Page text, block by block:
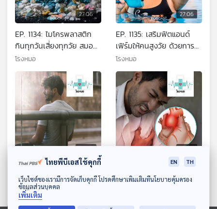
ดาวน์โหลด Thai PBS Podcast Application
27:06
EP. 1134: ไมโครพลาสติก
กินทุกวันเสี่ยงทุกวัย สมอง
มะเร็ง และภูมิคุ้มกัน
โรงหมอ
27:06
EP. 1135: เสริมฟิตแอนด์
เฟิร์มให้คนสูงวัย ด้วยการ
ออกกำลังกายในน้ำ
โรงหมอ
27:06
EP. 1136: เปลี่ยนจากคน
ธรรมดา ให้เป็นคนมีเสน่ห์
โรงหมอ
27:06
EP. 1137: หลอดเลือดแดง
โป่งพอง ภัยเงียบเสี่ยงชีวิต
ไทยพีบีเอสใช้คุกกี้ EN TH
เว็บไซต์ของเรามีการจัดเก็บคุกกี้ โปรดศึกษาเพิ่มเติมที่นโยบายคุ้มครอง
ข้อมูลส่วนบุคคล
เพิ่มเติม